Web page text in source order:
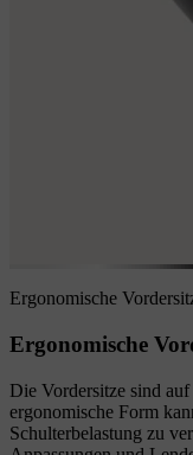
Ergonomische
Ergonomische
Die Vordersitze sind
ergonomische Form
Schulterbelastung zu